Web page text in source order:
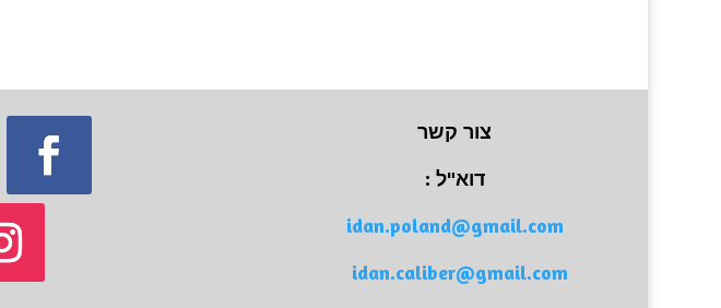
צור קשר
דוא"ל :
idan.poland@gmail.com
idan.caliber@gmail.com